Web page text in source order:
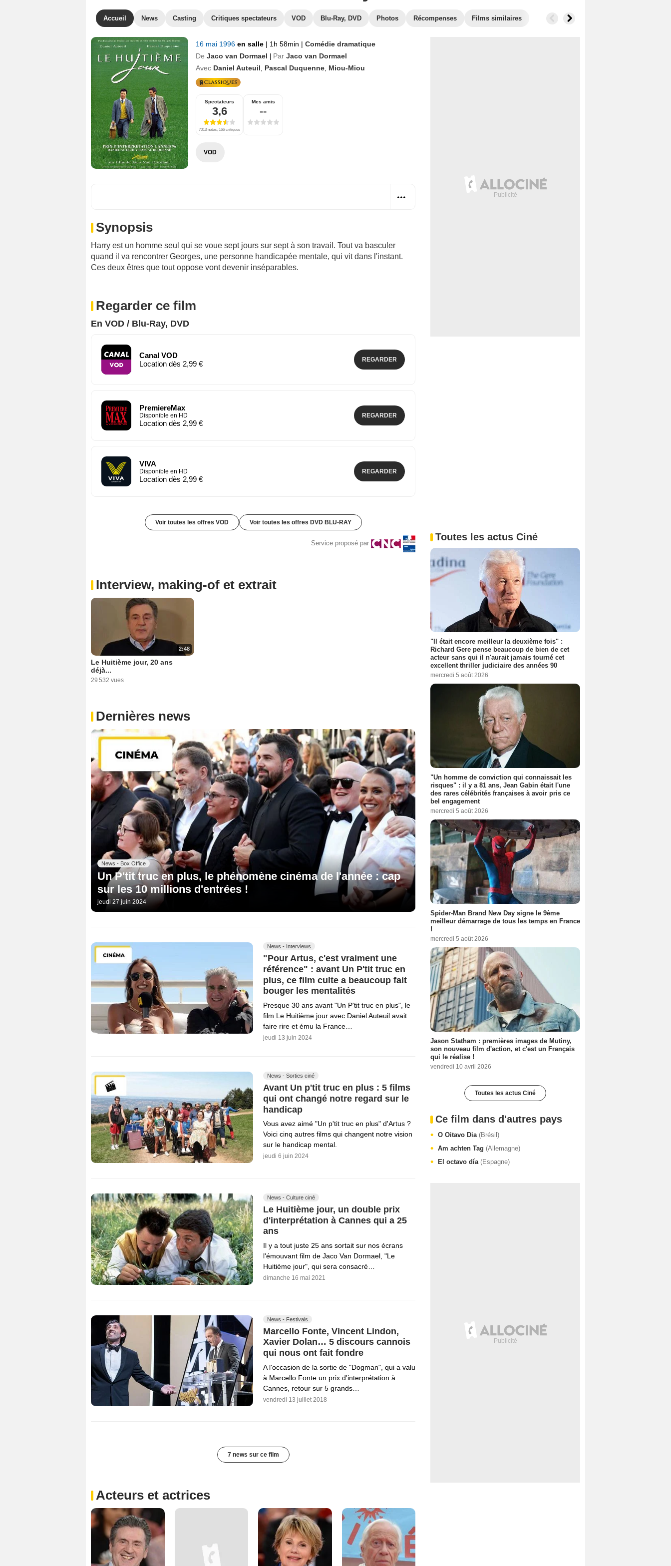
Accueil News Casting Critiques spectateurs VOD Blu-Ray, DVD Photos Récompenses Films similaires
16 mai 1996 en salle | 1h 58min | Comédie dramatique
De Jaco van Dormael Par Jaco van Dormael
Avec Daniel Auteuil Pascal Duquenne Miou-Miou
Spectateurs
3,6
7013 notes, 166 critiques
Mes amis
--
VOD
Synopsis
Harry est un homme seul qui se voue sept jours sur sept à son travail. Tout va basculer
quand il va rencontrer Georges, une personne handicapée mentale, qui vit dans l'instant.
Ces deux êtres que tout oppose vont devenir inséparables.
Regarder ce film
En VOD / Blu-Ray, DVD
Canal VOD
Location dès 2,99 €
REGARDER
PremiereMax
Disponible en HD
Location dès 2,99 €
REGARDER
VIVA
Disponible en HD
Location dès 2,99 €
REGARDER
Voir toutes les offres VOD Voir toutes les offres DVD BLU-RAY
Service proposé par
Interview, making-of et extrait
2:48
Le Huitième jour, 20 ans
déjà...
29 532 vues
Dernières news
News - Box Office
Un P'tit truc en plus, le phénomène cinéma de l'année : cap
sur les 10 millions d'entrées !
jeudi 27 juin 2024
News - Interviews
"Pour Artus, c'est vraiment une
référence" : avant Un P'tit truc en
plus, ce film culte a beaucoup fait
bouger les mentalités
Presque 30 ans avant "Un P'tit truc en plus", le
film Le Huitième jour avec Daniel Auteuil avait
faire rire et ému la France…
jeudi 13 juin 2024
News - Sorties ciné
Avant Un p'tit truc en plus : 5 films
qui ont changé notre regard sur le
handicap
Vous avez aimé "Un p'tit truc en plus" d'Artus ?
Voici cinq autres films qui changent notre vision
sur le handicap mental.
jeudi 6 juin 2024
News - Culture ciné
Le Huitième jour, un double prix
d'interprétation à Cannes qui a 25
ans
Il y a tout juste 25 ans sortait sur nos écrans
l'émouvant film de Jaco Van Dormael, "Le
Huitième jour", qui sera consacré…
dimanche 16 mai 2021
News - Festivals
Marcello Fonte, Vincent Lindon,
Xavier Dolan… 5 discours cannois
qui nous ont fait fondre
A l'occasion de la sortie de "Dogman", qui a valu
à Marcello Fonte un prix d'interprétation à
Cannes, retour sur 5 grands…
vendredi 13 juillet 2018
7 news sur ce film
Acteurs et actrices
Toutes les actus Ciné
"Il était encore meilleur la deuxième fois" :
Richard Gere pense beaucoup de bien de cet
acteur sans qui il n'aurait jamais tourné cet
excellent thriller judiciaire des années 90
mercredi 5 août 2026
"Un homme de conviction qui connaissait les
risques" : il y a 81 ans, Jean Gabin était l'une
des rares célébrités françaises à avoir pris ce
bel engagement
mercredi 5 août 2026
Spider-Man Brand New Day signe le 9ème
meilleur démarrage de tous les temps en France
!
mercredi 5 août 2026
Jason Statham : premières images de Mutiny,
son nouveau film d'action, et c'est un Français
qui le réalise !
vendredi 10 avril 2026
Toutes les actus Ciné
Ce film dans d'autres pays
O Oitavo Dia (Brésil)
Am achten Tag (Allemagne)
El octavo día (Espagne)